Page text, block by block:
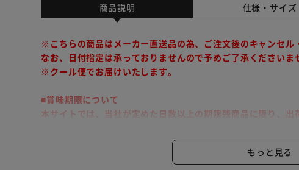
商品説明 仕様・サイズ
※こちらの商品はメーカー直送品の為、ご注文後のキャンセル
なお、日付指定は承っておりませんので予めご了承くださいま
※クール便でお届けいたします。
■賞味期限について
本サイトでは、当社が定めた日数以上の期限残商品に限り、出
こちらの商品は代金引換でのお支払い及び同梱発送・時間指
もっと見る